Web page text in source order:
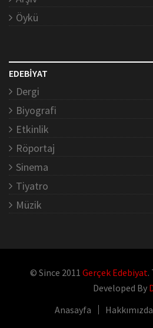
Öykü
EDEBİYAT
Dergi
Biyografi
Etkinlik
Röportaj
Sinema
Tiyatro
Müzik
© Since 2011 Gerçek Edebiyat.
Developed By
Anasayfa
Hakkımızda